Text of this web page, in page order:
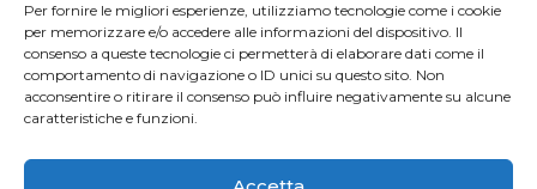
Per fornire le migliori esperienze, utilizziamo tecnologie come i cookie
per memorizzare e/o accedere alle informazioni del dispositivo. Il
consenso a queste tecnologie ci permetterà di elaborare dati come il
comportamento di navigazione o ID unici su questo sito. Non
acconsentire o ritirare il consenso può influire negativamente su alcune
caratteristiche e funzioni.
Impresa Sociale
Via Cuccagna 2/4 - 20135 Milano - tel. 02.83421007
CF97426130155 -P. IVA06232010964 -REA MI-2522352 -RUNTS25837
21/03/2022
cuccagna@arubapec.it - info@cuccagna.org